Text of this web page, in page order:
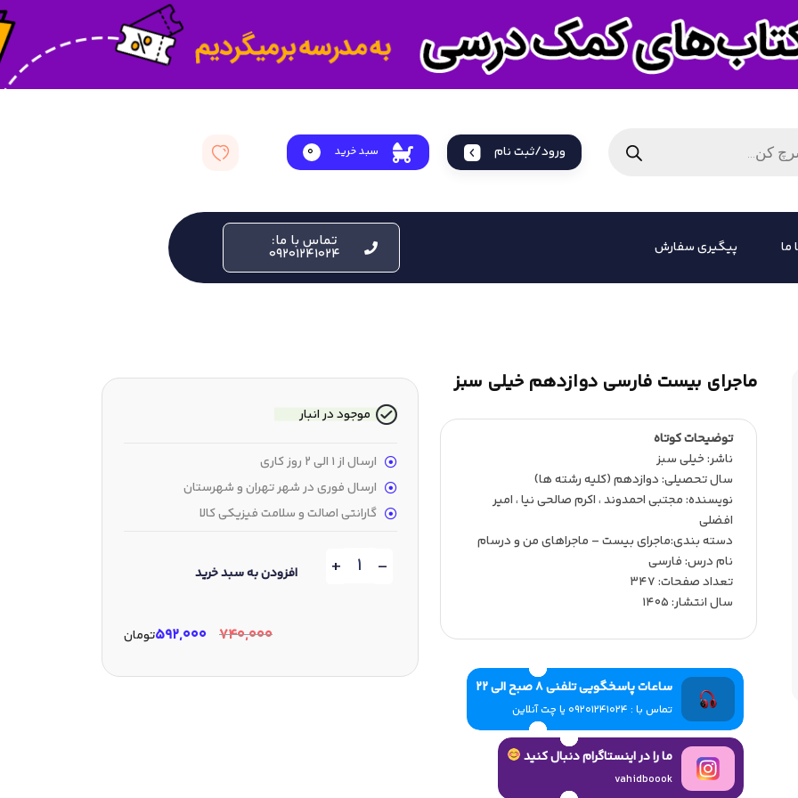
ورود/ثبت نام سبد خرید 0
ما پیگیری سفارش تماس با ما:
09201241024
ماجرای بیست فارسی دوازدهم خیلی سبز
توضیحات کوتاه
ناشر:‌ خیلی سبز
سال تحصیلی:‌ دوازدهم (کلیه رشته ها)
نویسنده:‌ مجتبی احمدوند ، اکرم صالحی نیا ، امیر
افضلی
دسته بندی:ماجرای بیست – ماجراهای من و درسام
نام درس: فارسی
تعداد صفحات:‌ 347
سال انتشار:‌ 1405
ساعات پاسخگویی تلفنی 8 صبح الی 22
تماس با : 09201241024 یا چت آنلاین
ما را در اینستاگرام دنبال کنید
vahidboook
موجود در انبار
ارسال از 1 الی 2 روز کاری
ارسال فوری در شهر تهران و شهرستان
گارانتی اصالت و سلامت فیزیکی کالا
-
+ افزودن به سبد خرید
۷۴۰,۰۰۰ ۵۹۲,۰۰۰تومان